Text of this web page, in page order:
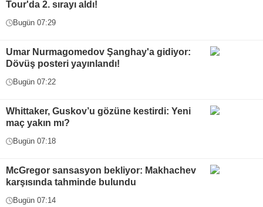
Tour'da 2. sırayı aldı!
Bugün 07:29
Umar Nurmagomedov Şanghay'a gidiyor:
Dövüş posteri yayınlandı!
Bugün 07:22
Whittaker, Guskov’u gözüne kestirdi: Yeni
maç yakın mı?
Bugün 07:18
McGregor sansasyon bekliyor: Makhachev
karşısında tahminde bulundu
Bugün 07:14